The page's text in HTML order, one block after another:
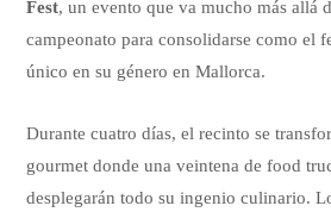
Fest, un evento que va mucho más allá
campeonato para consolidarse como el
único en su género en Mallorca.
Durante cuatro días, el recinto se
gourmet donde una veintena de food
desplegarán todo su ingenio culinario.